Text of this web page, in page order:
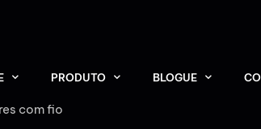
PRODUTO BLOGUE
com fio